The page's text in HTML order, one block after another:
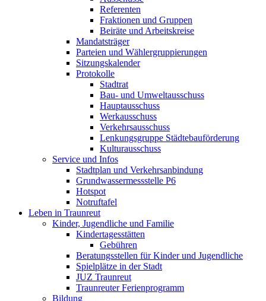
Referenten
Fraktionen und Gruppen
Beiräte und Arbeitskreise
Mandatsträger
Parteien und Wählergruppierungen
Sitzungskalender
Protokolle
Stadtrat
Bau- und Umweltausschuss
Hauptausschuss
Werkausschuss
Verkehrsausschuss
Lenkungsgruppe Städtebauförderung
Kulturausschuss
Service und Infos
Stadtplan und Verkehrsanbindung
Grundwassermessstelle P6
Hotspot
Notruftafel
Leben in Traunreut
Kinder, Jugendliche und Familie
Kindertagesstätten
Gebühren
Beratungsstellen für Kinder und Jugendliche
Spielplätze in der Stadt
JUZ Traunreut
Traunreuter Ferienprogramm
Bildung